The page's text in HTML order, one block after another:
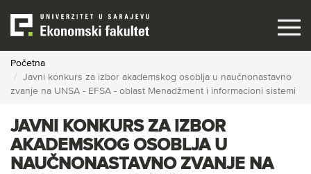
main
content
Početna
Javni konkurs za izbor akademskog osoblja u naučnonastavno
zvanje na UNSA - EFSA - oblast Menadžment i informacioni sistemi
JAVNI KONKURS ZA IZBOR
AKADEMSKOG OSOBLJA U
NAUČNONASTAVNO ZVANJE NA